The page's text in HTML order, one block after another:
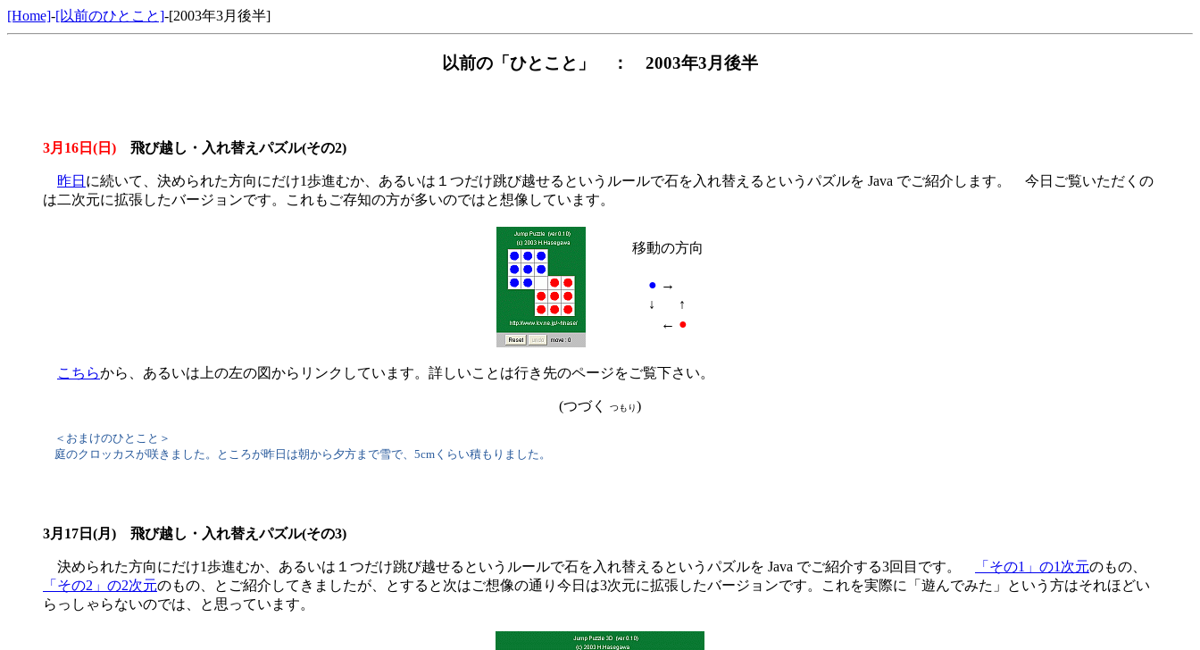
[Home]-[以前のひとこと]-[2003年3月後半]
以前の「ひとこと」 ： 2003年3月後半
3月16日(日) 飛び越し・入れ替えパズル(その2)
昨日 に続いて、決められた方向にだけ1歩進むか、あるいは１つだけ跳び越せるというルールで石を入れ替えるというパズルを Java でご紹介します。 今日ご覧いただくの
は二次元に拡張したバージョンです。これもご存知の方が多いのではと想像しています。
移動の方向
● →
↓
↑
← ●
こちらから、あるいは上の左の図からリンクしています。詳しいことは行き先のページをご覧下さい。
(つづく つもり)
＜おまけのひとこと＞
庭のクロッカスが咲きました。ところが昨日は朝から夕方まで雪で、5cmくらい積もりました。
3月17日(月) 飛び越し・入れ替えパズル(その3)
決められた方向にだけ1歩進むか、あるいは１つだけ跳び越せるというルールで石を入れ替えるというパズルを Java でご紹介する3回目です。 「その1」の1次元のもの、
「その2」の2次元のもの、とご紹介してきましたが、とすると次はご想像の通り今日は3次元に拡張したバージョンです。これを実際に「遊んでみた」という方はそれほどい
らっしゃらないのでは、と思っています。